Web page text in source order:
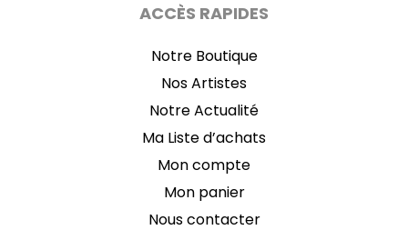
ACCÈS RAPIDES
Notre Boutique
Nos Artistes
Notre Actualité
Ma Liste d’achats
Mon compte
Mon panier
Nous contacter